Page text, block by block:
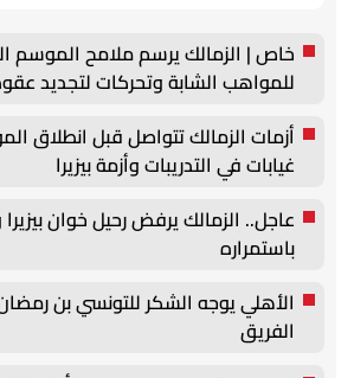
خاص | الزمالك يرسم ملامح الموسم
للمواهب الشابة وتحركات لتجديد عقود
أزمات الزمالك تتواصل قبل انطلاق
غيابات في التدريبات وأزمة بيزيرا
عاجل.. الزمالك يرفض رحيل خوان
باستمراره
الأهلي يوجه الشكر للتونسي بن
الفريق